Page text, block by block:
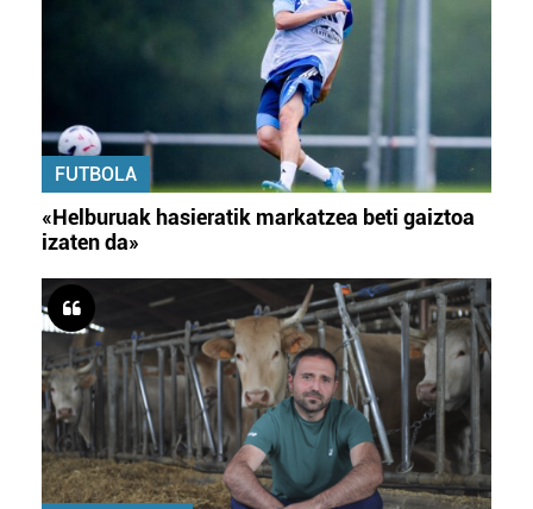
FUTBOLA
«Helburuak hasieratik markatzea beti gaiztoa
izaten da»